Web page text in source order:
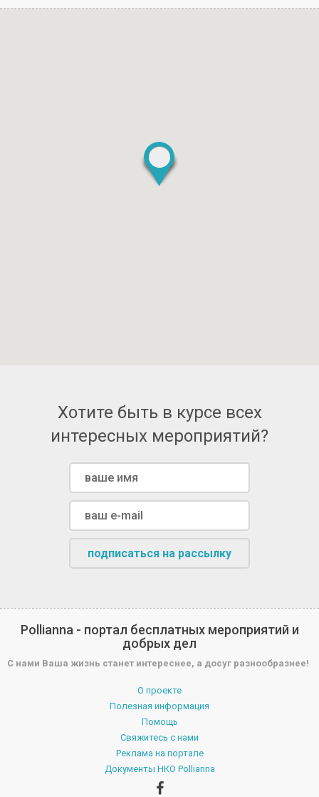
Хотите быть в курсе всех
интересных мероприятий?
подписаться на рассылку
Pollianna - портал бесплатных мероприятий и
добрых дел
С нами Ваша жизнь станет интереснее, а досуг разнообразнее!
О проекте
Полезная информация
Помощь
Свяжитесь с нами
Реклама на портале
Документы НКО Pollianna